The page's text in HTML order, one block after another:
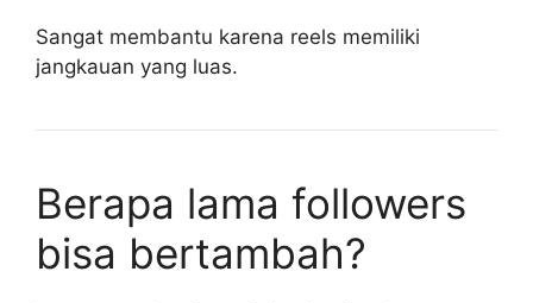
Sangat membantu karena reels memiliki
jangkauan yang luas.
Berapa lama followers
bisa bertambah?